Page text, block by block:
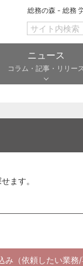
総務の森 - 総務
ニュース
コラム・記事・リリース
ます。
み（依頼したい業務/